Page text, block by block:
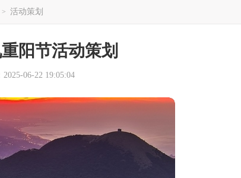
> 活动策划
阳节活动策划
2025-06-22 19:05:04